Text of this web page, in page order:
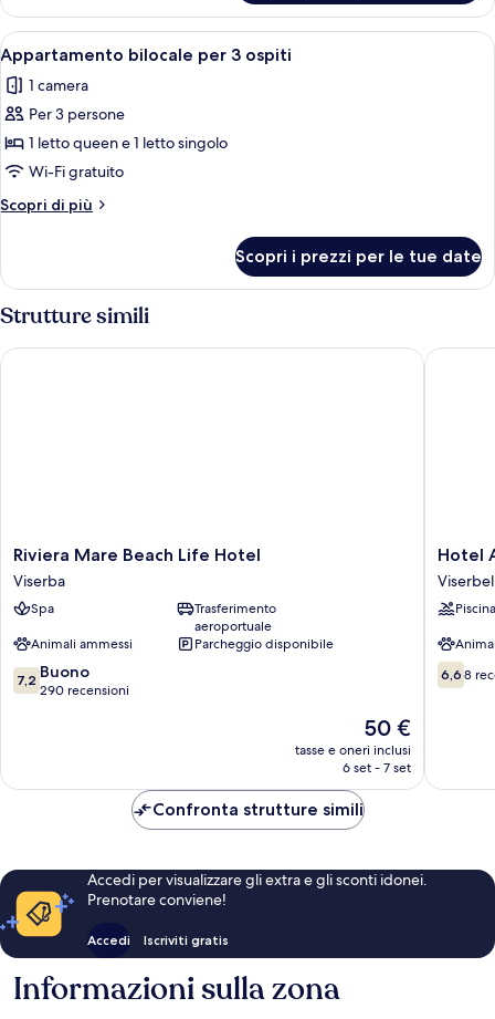
2
camere
da
letto
Apri
tutte
le
foto
per
Appartamento
bilocale
per
ospiti
Appartamento bilocale per 3 ospiti |
6
Appartamento bilocale per 3 ospiti
1 camera
Per 3 persone
1 letto queen e 1 letto singolo
Wi-Fi gratuito
Scopri di più
Altri
bilocale
per
3
ospiti
Scopri i prezzi per le tue date
Strutture simili
Riviera
Mare
Beach
Life
Viserba
Riviera Mare Beach Life Hotel
Viserba
Spa
Trasferimento
aeroportuale
Animali ammessi
Parcheggio disponibile
7.2
su
7,2 Buono
290 recensioni
Il
prezzo
attuale
50 €
50 €
tasse e oneri inclusi
6 set - 7 set
Riviera Mare Beach Life Hotel
Hotel
Aron
Rimini
Hotel
Piscina
6.6
su
6,6 8
Hotel
Confronta strutture simili
Accedi per visualizzare gli extra e gli sconti idonei.
Prenotare conviene!
Accedi Iscriviti gratis
Informazioni sulla zona